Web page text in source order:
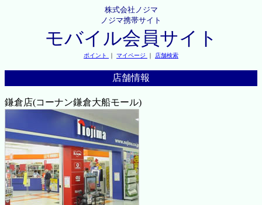
株式会社ノジマ
ノジマ携帯サイト
モバイル会員サイト
ポイント ｜ マイページ ｜ 店舗検索
店舗情報
鎌倉店(コーナン鎌倉大船モール)